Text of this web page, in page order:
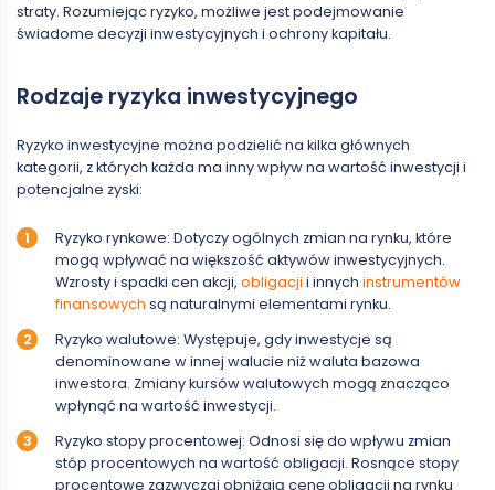
straty. Rozumiejąc ryzyko, możliwe jest podejmowanie
świadome decyzji inwestycyjnych i ochrony kapitału.
Rodzaje ryzyka inwestycyjnego
Ryzyko inwestycyjne można podzielić na kilka głównych
kategorii, z których każda ma inny wpływ na wartość inwestycji i
potencjalne zyski:
Ryzyko rynkowe: Dotyczy ogólnych zmian na rynku, które
mogą wpływać na większość aktywów inwestycyjnych.
Wzrosty i spadki cen akcji,obligacji i innychinstrumentów
finansowych są naturalnymi elementami rynku.
Ryzyko walutowe: Występuje, gdy inwestycje są
denominowane w innej walucie niż waluta bazowa
inwestora. Zmiany kursów walutowych mogą znacząco
wpłynąć na wartość inwestycji.
Ryzyko stopy procentowej: Odnosi się do wpływu zmian
stóp procentowych na wartość obligacji. Rosnące stopy
procentowe zazwyczaj obniżają cenę obligacji na rynku